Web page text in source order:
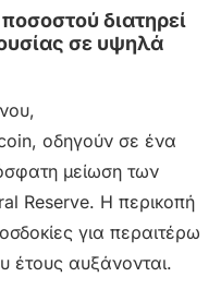
διατηρεί
σε υψηλά
οδηγούν σε ένα
μείωση των
Reserve. Η περικοπή
για περαιτέρω
έτους αυξάνονται.